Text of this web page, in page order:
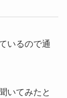
いるので通
いてみたと